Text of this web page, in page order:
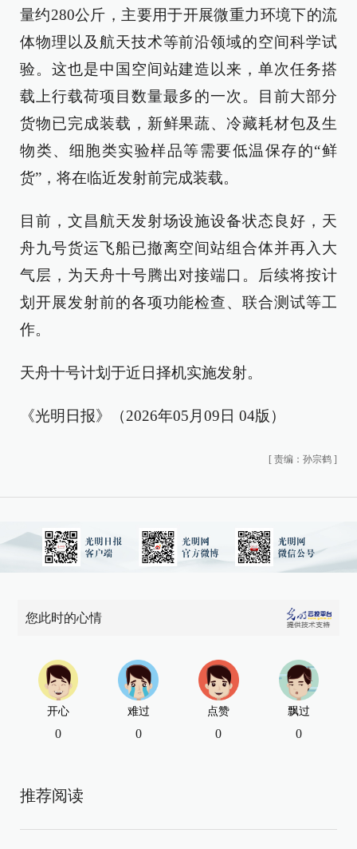
量约280公斤，主要用于开展微重力环境下的流
体物理以及航天技术等前沿领域的空间科学试
验。这也是中国空间站建造以来，单次任务搭
载上行载荷项目数量最多的一次。目前大部分
货物已完成装载，新鲜果蔬、冷藏耗材包及生
物类、细胞类实验样品等需要低温保存的“鲜
货”，将在临近发射前完成装载。
目前，文昌航天发射场设施设备状态良好，天
舟九号货运飞船已撤离空间站组合体并再入大
气层，为天舟十号腾出对接端口。后续将按计
划开展发射前的各项功能检查、联合测试等工
作。
天舟十号计划于近日择机实施发射。
《光明日报》（2026年05月09日 04版）
[ 责编：孙宗鹤 ]
您此时的心情
开心
0
难过
0
点赞
0
飘过
0
推荐阅读